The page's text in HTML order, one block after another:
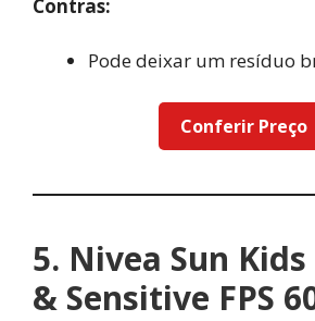
Contras:
Pode deixar um resíduo
Conferir Preço
5. Nivea Sun
& Sensitive FPS